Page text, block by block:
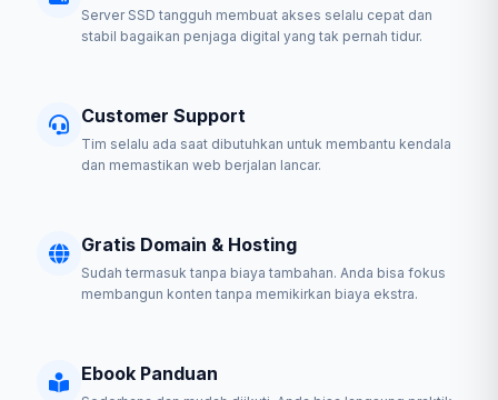
Server SSD tangguh membuat akses selalu cepat dan
stabil bagaikan penjaga digital yang tak pernah tidur.
Customer Support
Tim selalu ada saat dibutuhkan untuk membantu kendala
dan memastikan web berjalan lancar.
Gratis Domain & Hosting
Sudah termasuk tanpa biaya tambahan. Anda bisa fokus
membangun konten tanpa memikirkan biaya ekstra.
Ebook Panduan